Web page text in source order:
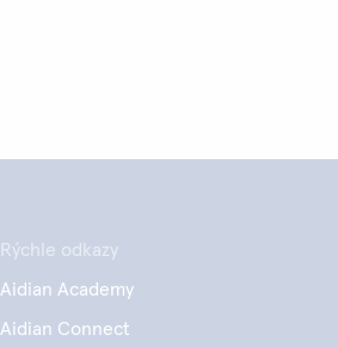
Rýchle odkazy
Aidian Academy
Aidian Connect